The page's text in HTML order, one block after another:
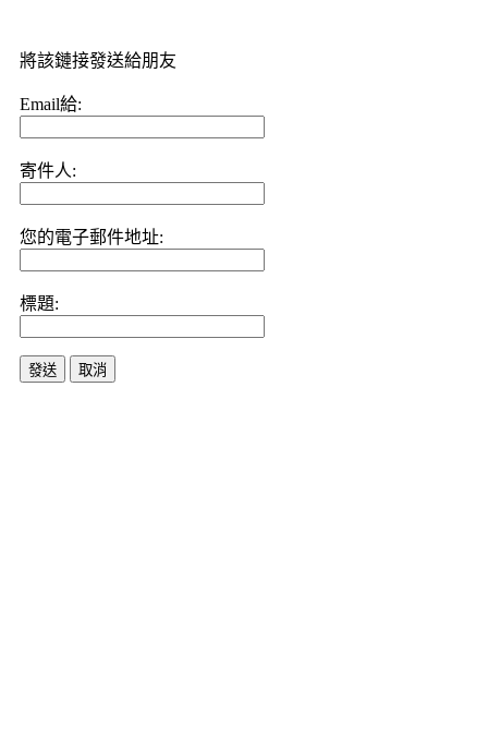
將該鏈接發送給朋友
Email給:
寄件人:
您的電子郵件地址:
標題:
發送 取消